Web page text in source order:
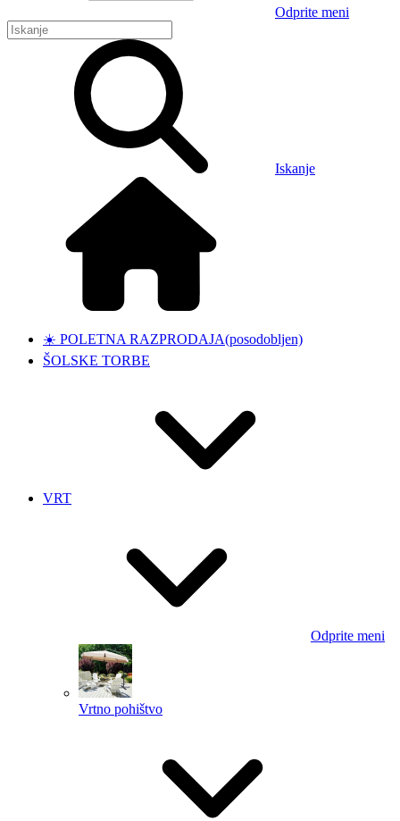
Odprite meni
Iskanje
☀️ POLETNA RAZPRODAJA(posodobljen)
ŠOLSKE TORBE
VRT
Odprite meni
Vrtno pohištvo